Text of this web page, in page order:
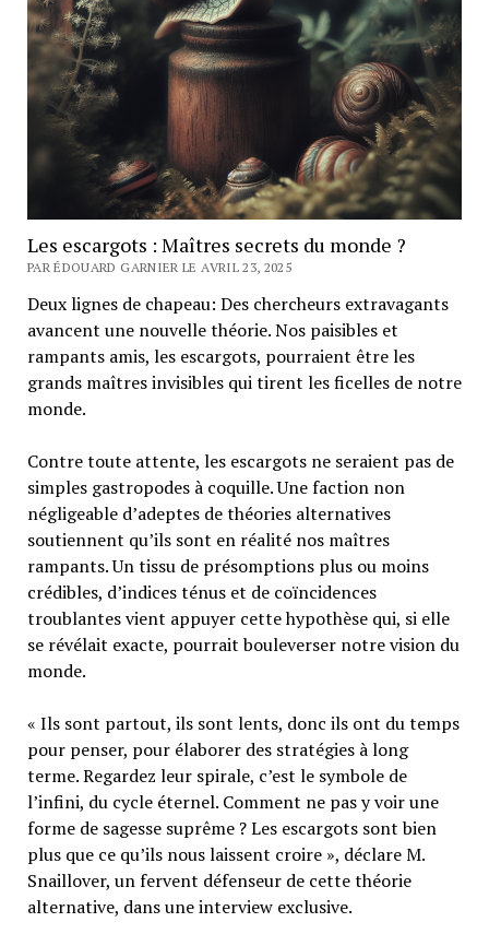
Les escargots : Maîtres secrets du monde ?
PAR ÉDOUARD GARNIER LE AVRIL 23, 2025
Deux lignes de chapeau: Des chercheurs extravagants
avancent une nouvelle théorie. Nos paisibles et
rampants amis, les escargots, pourraient être les
grands maîtres invisibles qui tirent les ficelles de notre
monde.
Contre toute attente, les escargots ne seraient pas de
simples gastropodes à coquille. Une faction non
négligeable d’adeptes de théories alternatives
soutiennent qu’ils sont en réalité nos maîtres
rampants. Un tissu de présomptions plus ou moins
crédibles, d’indices ténus et de coïncidences
troublantes vient appuyer cette hypothèse qui, si elle
se révélait exacte, pourrait bouleverser notre vision du
monde.
« Ils sont partout, ils sont lents, donc ils ont du temps
pour penser, pour élaborer des stratégies à long
terme. Regardez leur spirale, c’est le symbole de
l’infini, du cycle éternel. Comment ne pas y voir une
forme de sagesse suprême ? Les escargots sont bien
plus que ce qu’ils nous laissent croire », déclare M.
Snaillover, un fervent défenseur de cette théorie
alternative, dans une interview exclusive.